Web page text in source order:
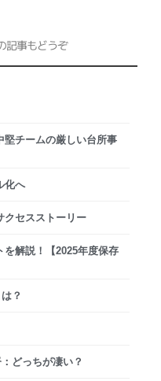
記事もどうぞ
堅チームの厳しい台所事
化へ
クセスストーリー
解説！【2025年度保存
？
どっちが凄い？